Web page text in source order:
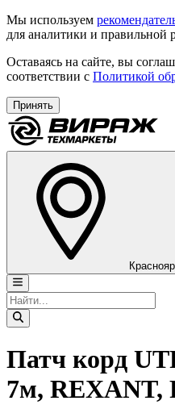
Мы используем
для аналитики и правильной
Оставаясь на сайте, вы
соответствии с Политикой
Принять
Патч корд
7м, REXANT,